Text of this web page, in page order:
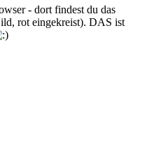
- dort findest du das
rot eingekreist). DAS ist